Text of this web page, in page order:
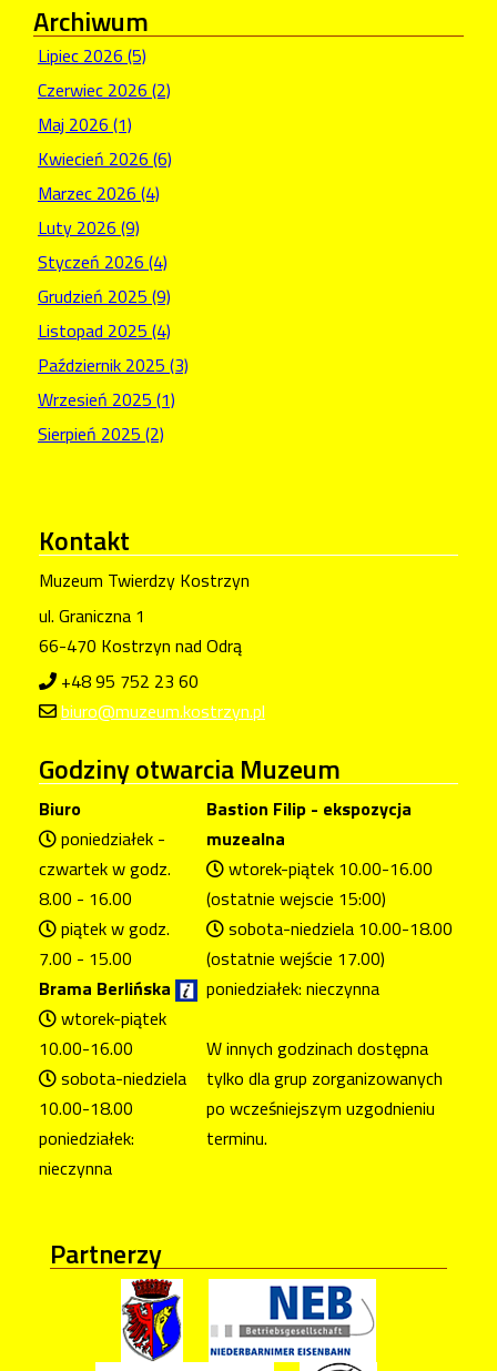
Archiwum
Lipiec 2026 (5)
Czerwiec 2026 (2)
Maj 2026 (1)
Kwiecień 2026 (6)
Marzec 2026 (4)
Luty 2026 (9)
Styczeń 2026 (4)
Grudzień 2025 (9)
Listopad 2025 (4)
Październik 2025 (3)
Wrzesień 2025 (1)
Sierpień 2025 (2)
Kontakt
Muzeum Twierdzy Kostrzyn
ul. Graniczna 1
66-470 Kostrzyn nad Odrą
+48 95 752 23 60
biuro@muzeum.kostrzyn.pl
Godzinyotwarcia Muzeum
Biuro
poniedziałek -
czwartek w godz.
8.00 - 16.00
piątek w godz.
7.00 - 15.00
Brama Berlińska
wtorek-piątek
10.00-16.00
sobota-niedziela
10.00-18.00
poniedziałek:
nieczynna
Bastion Filip - ekspozycja
muzealna
wtorek-piątek 10.00-16.00
(ostatnie wejscie 15:00)
sobota-niedziela 10.00-18.00
(ostatnie wejście 17.00)
poniedziałek: nieczynna
W innych godzinach dostępna
tylko dla grup zorganizowanych
po wcześniejszym uzgodnieniu
terminu.
Partnerzy